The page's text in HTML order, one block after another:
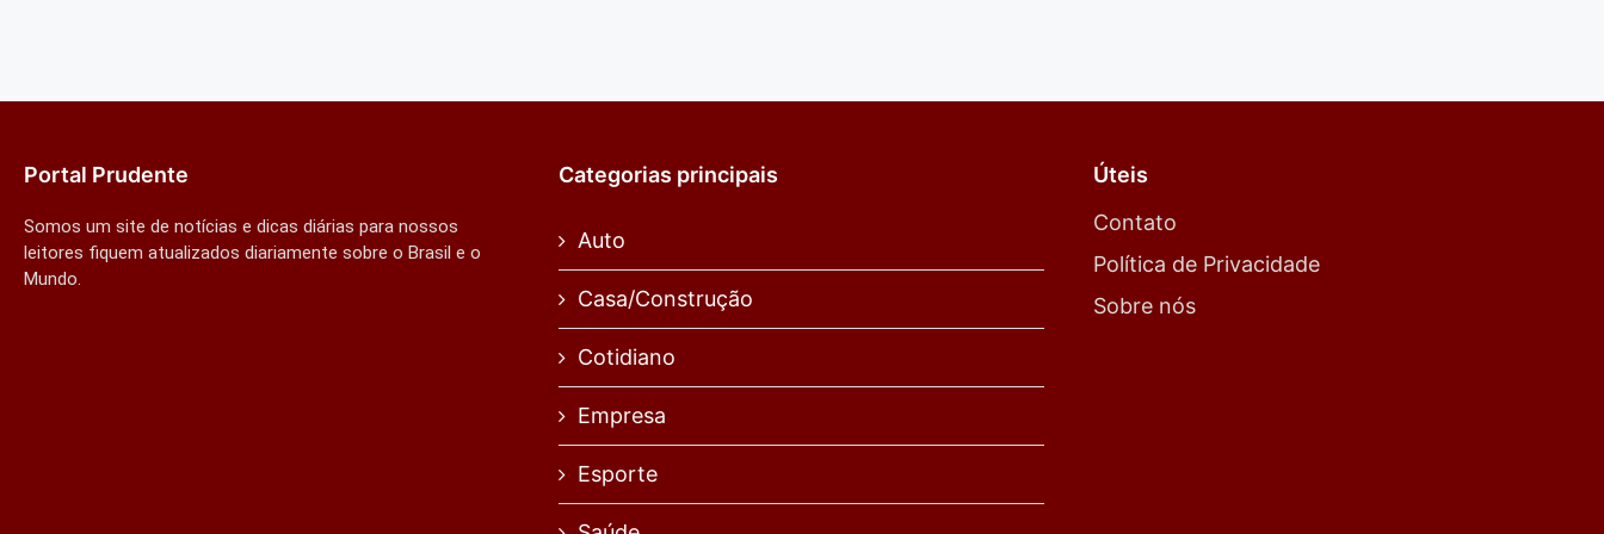
Portal Prudente
Somos um site de notícias e dicas diárias para nossos
leitores fiquem atualizados diariamente sobre o Brasil e o
Mundo.
Categorias principais
Auto
Casa/Construção
Cotidiano
Empresa
Esporte
Úteis
Contato
Política de Privacidade
Sobre nós